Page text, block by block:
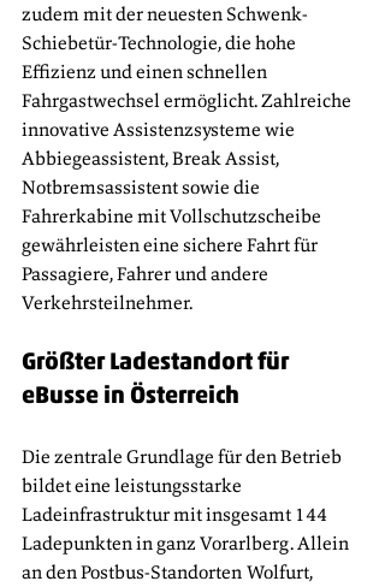
zudem mit der neuesten Schwenk-
Schiebetür-Technologie, die hohe
Effizienz und einen schnellen
Fahrgastwechsel ermöglicht. Zahlreiche
innovative Assistenzsysteme wie
Abbiegeassistent, Break Assist,
Notbremsassistent sowie die
Fahrerkabine mit Vollschutzscheibe
gewährleisten eine sichere Fahrt für
Passagiere, Fahrer und andere
Verkehrsteilnehmer.
Größter Ladestandort für
eBusse in Österreich
Die zentrale Grundlage für den Betrieb
bildet eine leistungsstarke
Ladeinfrastruktur mit insgesamt 144
Ladepunkten in ganz Vorarlberg. Allein
an den Postbus-Standorten Wolfurt,